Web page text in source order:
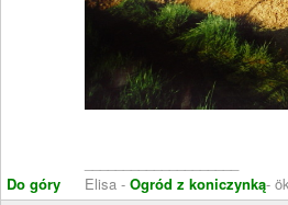
Do góry
Elisa - Ogród z koniczynką-